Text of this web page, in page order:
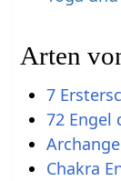
Arten
7
72 Engel
Chakra